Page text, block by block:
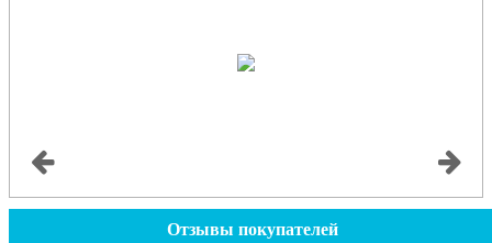
Отзывы покупателей